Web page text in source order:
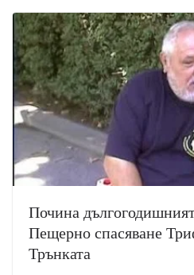
Почина
Пещерно спасяване
Трънката